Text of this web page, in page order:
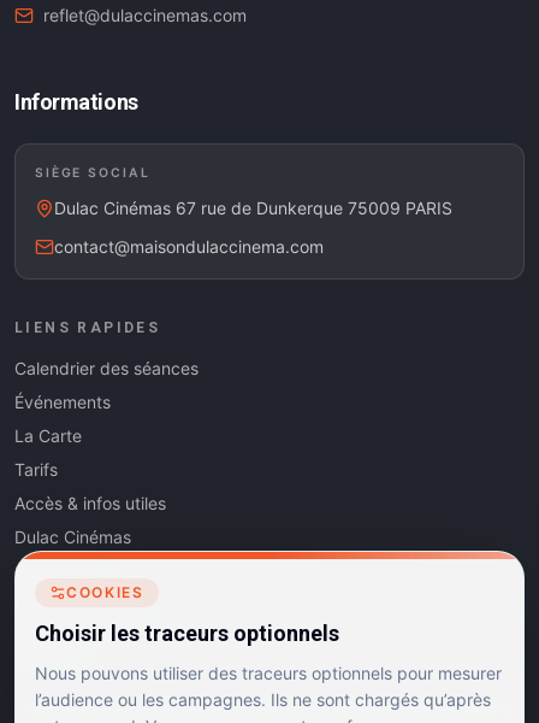
reflet@dulaccinemas.com
Informations
SIÈGE SOCIAL
Dulac Cinémas 67 rue de Dunkerque 75009 PARIS
contact@maisondulaccinema.com
LIENS RAPIDES
Calendrier des séances
Événements
La Carte
Tarifs
Accès & infos utiles
Dulac Cinémas
Cinéma5
Les Dits de l'Art
Contact
COOKIES
Choisir les traceurs optionnels
Nous pouvons utiliser des traceurs optionnels pour mesurer
l’audience ou les campagnes. Ils ne sont chargés qu’après